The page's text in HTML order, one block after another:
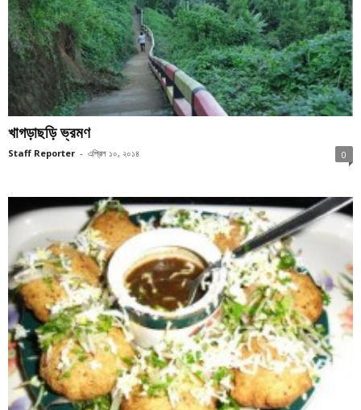
খাগড়াছড়ি ভ্রমণ
Staff Reporter - এপ্রিল ১০, ২০১৪ 0